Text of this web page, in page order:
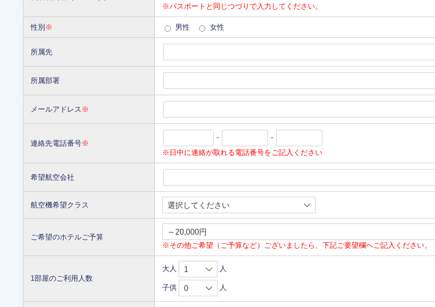
※パスポートと同じつづりで入力してください。
性別 ※ 男性 女性
所属先
所属部署
メールアドレス ※
連絡先電話番号※
-
-
※日中に連絡が取れる電話番号をご記入ください
希望航空会社
航空機希望クラス
ご希望のホテルご予算
※その他ご希望（ご予算など）ございましたら、下記ご要望欄へご記入ください。
1部屋のご利用人数
大人 人
子供 人